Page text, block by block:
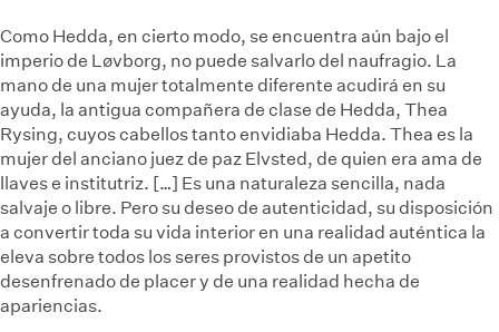
Como Hedda, en cierto modo, se encuentra aún bajo el
imperio de Løvborg, no puede salvarlo del naufragio. La
mano de una mujer totalmente diferente acudirá en su
ayuda, la antigua compañera de clase de Hedda, Thea
Rysing, cuyos cabellos tanto envidiaba Hedda. Thea es la
mujer del anciano juez de paz Elvsted, de quien era ama de
llaves e institutriz. […] Es una naturaleza sencilla, nada
salvaje o libre. Pero su deseo de autenticidad, su disposición
a convertir toda su vida interior en una realidad auténtica la
eleva sobre todos los seres provistos de un apetito
desenfrenado de placer y de una realidad hecha de
apariencias.